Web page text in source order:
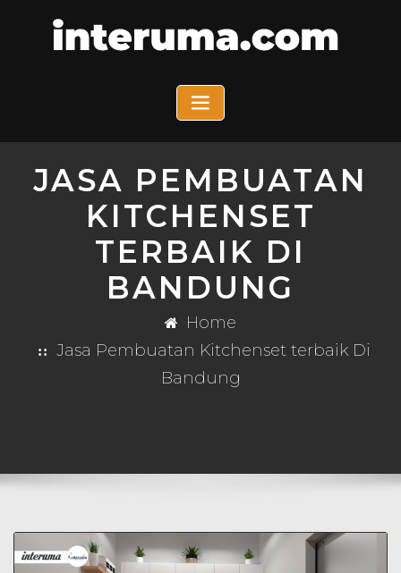
JASA PEMBUATAN
KITCHENSET
TERBAIK DI
BANDUNG
Home
Jasa Pembuatan Kitchenset terbaik Di
Bandung